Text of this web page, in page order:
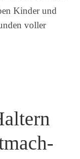
Kinder und
voller